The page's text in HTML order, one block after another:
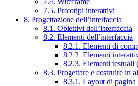
7.4. Wireframe
7.5. Prototipi interattivi
8. Progettazione dell’interfaccia
8.1. Obiettivi dell’interfaccia
8.2. Elementi dell’interfaccia
8.2.1. Elementi di
8.2.2. Elementi
8.2.3. Elementi testuali
8.3. Progettare e costruire in
8.3.1. Layout di pagina